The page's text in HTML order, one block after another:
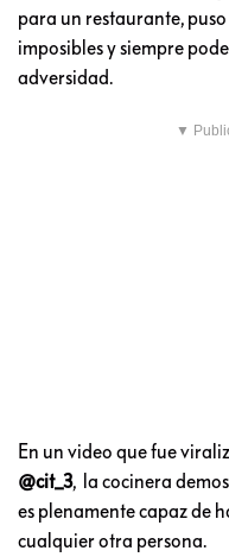
para un restaurante,
imposibles y siempre
adversidad.
▼
En un video que fue
@cit_3, la cocinera
es plenamente capaz de
cualquier otra persona.